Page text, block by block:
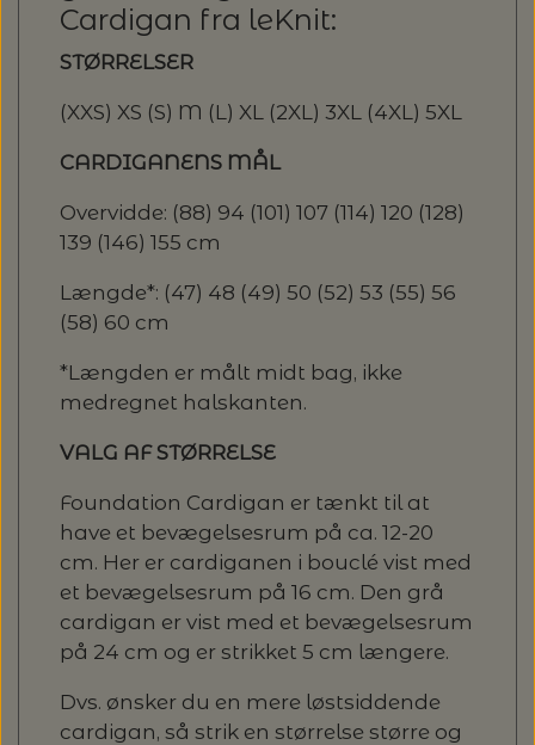
Cardigan fra leKnit:
STØRRELSER
(XXS) XS (S) M (L) XL (2XL) 3XL (4XL) 5XL
CARDIGANENS MÅL
Overvidde: (88) 94 (101) 107 (114) 120 (128)
139 (146) 155 cm
Længde*: (47) 48 (49) 50 (52) 53 (55) 56
(58) 60 cm
*Længden er målt midt bag, ikke
medregnet halskanten.
VALG AF STØRRELSE
Foundation Cardigan er tænkt til at
have et bevægelsesrum på ca. 12-20
cm. Her er cardiganen i bouclé vist med
et bevægelsesrum på 16 cm. Den grå
cardigan er vist med et bevægelsesrum
på 24 cm og er strikket 5 cm længere.
Dvs. ønsker du en mere løstsiddende
cardigan, så strik en størrelse større og